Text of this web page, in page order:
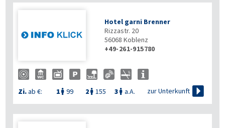
Hotel garni Brenner
Rizzastr. 20
56068 Koblenz
+49-261-915780
Zi.ab €: 1  99 2  155 3  a.A. zur Unterkunft 